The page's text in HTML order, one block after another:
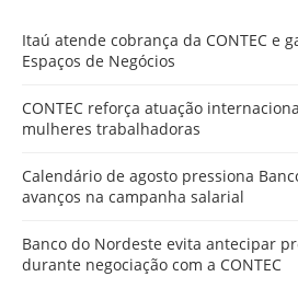
Itaú atende cobrança da CONTEC e
Espaços de Negócios
CONTEC reforça atuação
mulheres trabalhadoras
Calendário de agosto pressiona
avanços na campanha salarial
Banco do Nordeste evita antecipar
durante negociação com a CONTEC